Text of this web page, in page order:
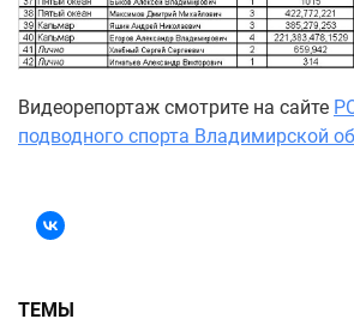
Видеорепортаж смотрите на сайте
подводного спорта Владимирской
ТЕМЫ